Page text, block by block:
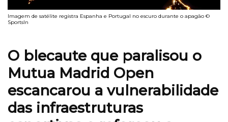
Imagem de satélite registra Espanha e Portugal no escuro durante o apagão ©
SportsIn
O blecaute que paralisou o
Mutua Madrid Open
escancarou a vulnerabilidade
das infraestruturas